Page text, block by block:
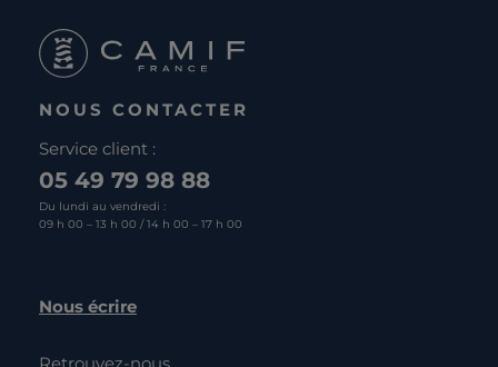
NOUS CONTACTER
Service client :
05 49 79 98 88
Du lundi au vendredi :
09 h 00 – 13 h 00 / 14 h 00 – 17 h 00
Nous écrire